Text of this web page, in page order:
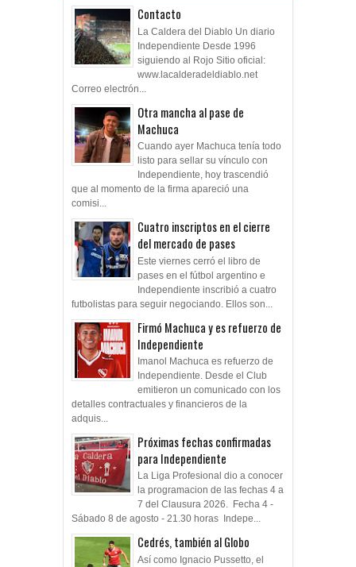
Contacto
La Caldera del Diablo Un diario
Independiente Desde 1996
siguiendo al Rojo Sitio oficial:
www.lacalderadeldiablo.net
Correo electrón...
Otra mancha al pase de
Machuca
Cuando ayer Machuca tenía todo
listo para sellar su vínculo con
Independiente, hoy trascendió
que al momento de la firma apareció una
comisi...
Cuatro inscriptos en el cierre
del mercado de pases
Este viernes cerró el libro de
pases en el fútbol argentino e
Independiente inscribió a cuatro
futbolistas para seguir negociando. Ellos son...
Firmó Machuca y es refuerzo de
Independiente
Imanol Machuca es refuerzo de
Independiente. Desde el Club
emitieron un comunicado con los
detalles contractuales y financieros de la
adquis...
Próximas fechas confirmadas
para Independiente
La Liga Profesional dio a conocer
la programacion de las fechas 4 a
7 del Clausura 2026. Fecha 4 -
Sábado 8 de agosto - 21.30 horas Indepe...
Cedrés, también al Globo
Así como Ignacio Pussetto, el